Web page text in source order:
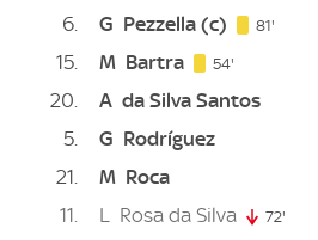
6
G Pezzella(c) 81'
15 M Bartra 54'
20 A da Silva Santos
5
G Rodríguez
21
M Roca
11
L Rosa da Silva 72'